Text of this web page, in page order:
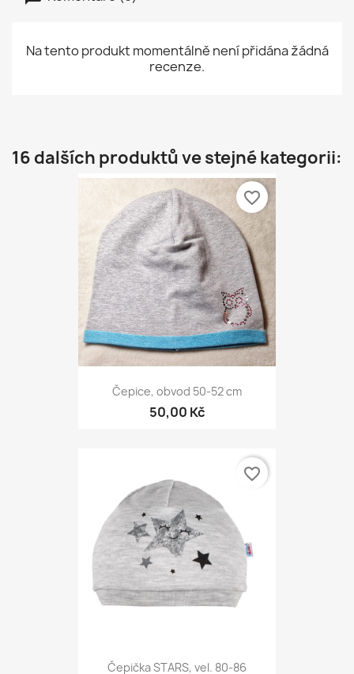
Na tento produkt momentálně není přidána žádná
recenze.
16 dalších produktů ve stejné kategorii:
Čepice, obvod 50-52 cm
50,00 Kč
favorite_border
Čepička STARS, vel. 80-86
favorite_border